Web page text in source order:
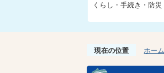
くらし・手続き・防災
現在の位置 ホーム